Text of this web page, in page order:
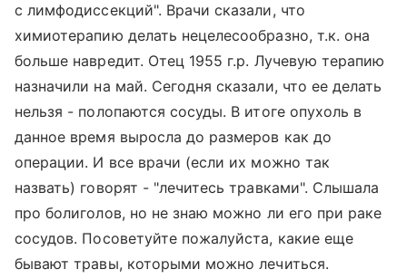
с лимфодиссекций". Врачи сказали, что
химиотерапию делать нецелесообразно, т.к. она
больше навредит. Отец 1955 г.р. Лучевую терапию
назначили на май. Сегодня сказали, что ее делать
нельзя - полопаются сосуды. В итоге опухоль в
данное время выросла до размеров как до
операции. И все врачи (если их можно так
назвать) говорят - "лечитесь травками". Слышала
про болиголов, но не знаю можно ли его при раке
сосудов. Посоветуйте пожалуйста, какие еще
бывают травы, которыми можно лечиться.